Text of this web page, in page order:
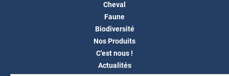
Cheval
Faune
Biodiversité
Nos Produits
C'est nous !
Actualités